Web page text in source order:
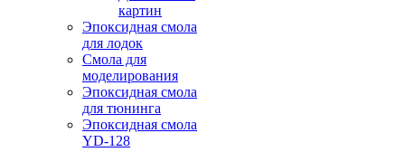
картин
Эпоксидная смола
для лодок
Смола для
моделирования
Эпоксидная смола
для тюнинга
Эпоксидная смола
YD-128